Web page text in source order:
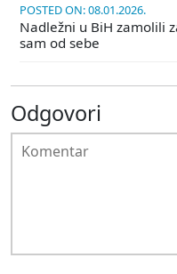
POSTED ON: 08.01.2026.
Nadležni u BiH zamolili
sam od sebe
Odgovori